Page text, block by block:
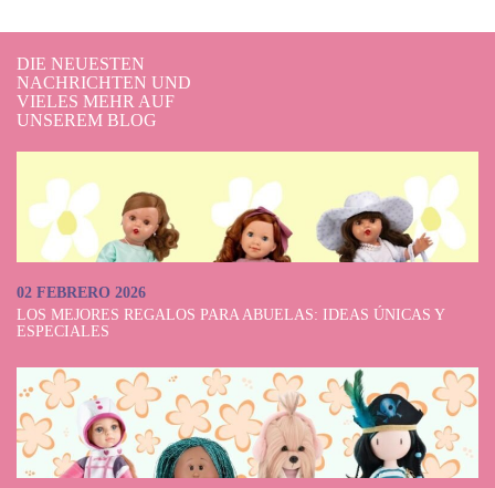
DIE NEUESTEN
NACHRICHTEN UND
VIELES MEHR AUF
UNSEREM BLOG
02 FEBRERO 2026
LOS MEJORES REGALOS PARA ABUELAS: IDEAS ÚNICAS Y
ESPECIALES